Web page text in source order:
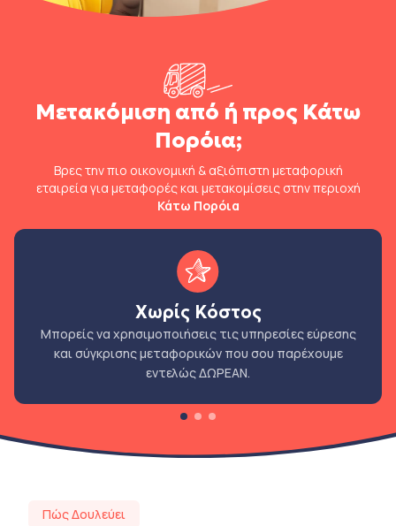
Μετακόμιση από ή προς Κάτω
Πορόια;
Βρες την πιο οικονομική & αξιόπιστη μεταφορική
εταιρεία για μεταφορές και μετακομίσεις στην περιοχή
Κάτω Πορόια
Χωρίς Κόστος
Μπορείς να χρησιμοποιήσεις τις υπηρεσίες εύρεσης
και σύγκρισης μεταφορικών που σου παρέχουμε
εντελώς ΔΩΡΕΑΝ.
Πώς Δουλεύει